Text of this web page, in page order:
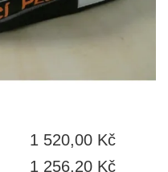
1 520,00 Kč
1 256,20 Kč